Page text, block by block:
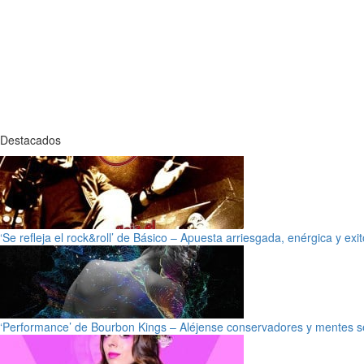
Destacados
‘Se refleja el rock&roll’ de Básico – Apuesta arriesgada, enérgica y
‘Performance’ de Bourbon Kings – Aléjense conservadores y mentes